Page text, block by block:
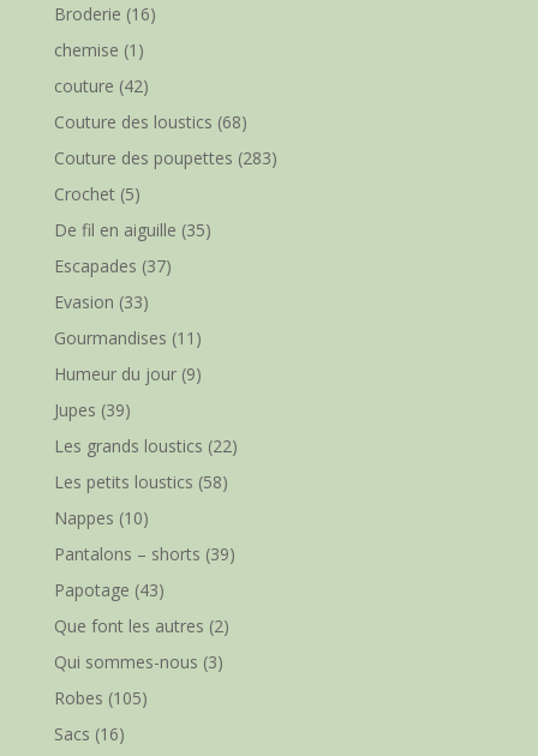
Broderie (16)
chemise (1)
couture (42)
Couture des loustics (68)
Couture des poupettes (283)
Crochet (5)
De fil en aiguille (35)
Escapades (37)
Evasion (33)
Gourmandises (11)
Humeur du jour(9)
Jupes (39)
Les grands loustics (22)
Les petits loustics (58)
Nappes (10)
Pantalons – shorts (39)
Papotage (43)
Que font les autres (2)
Qui sommes-nous (3)
Robes (105)
Sacs (16)